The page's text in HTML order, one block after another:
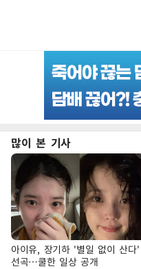
많이 본 기사
아이유, 장기하 '별일 없이 산다'
선곡…쿨한 일상 공개